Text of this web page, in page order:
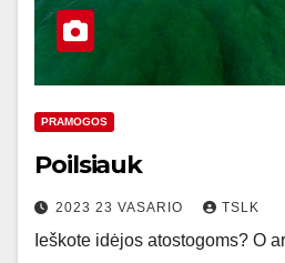
PRAMOGOS
Poilsiauk
2023 23 VASARIO TSLK
Ieškote idėjos atostogoms? O